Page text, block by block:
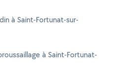
à Saint-Fortunat-sur-
à Saint-Fortunat-